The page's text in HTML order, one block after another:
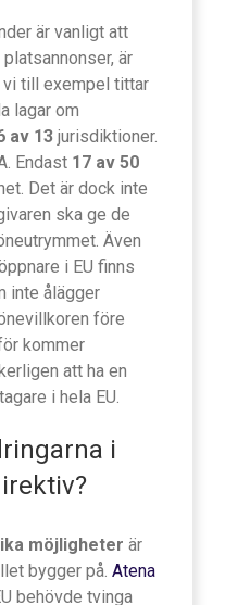
är vanligt att
är
till exempel tittar
lagar om
av 13 jurisdiktioner.
Endast 17 av 50
Det är dock inte
ska ge de
Även
i EU finns
inte ålägger
före
kommer
att ha en
i hela EU.
i
möjligheter är
bygger på. Atena
behövde tvinga